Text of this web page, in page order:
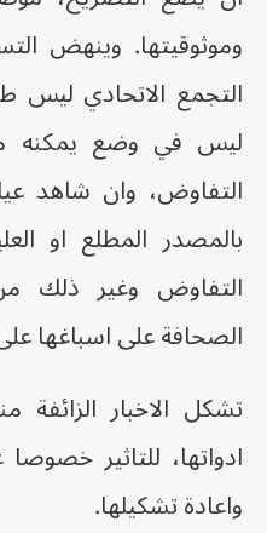
وموثوقيتها. وينهض
التجمع الاتحادي ليس
ليس في وضع يمكنه
التفاوض، وان شاهد
بالمصدر المطلع او
التفاوض وغير ذلك
الصحافة على اسباغها
تشكل الاخبار
ادواتها، للتاثير
واعادة تشكيلها.